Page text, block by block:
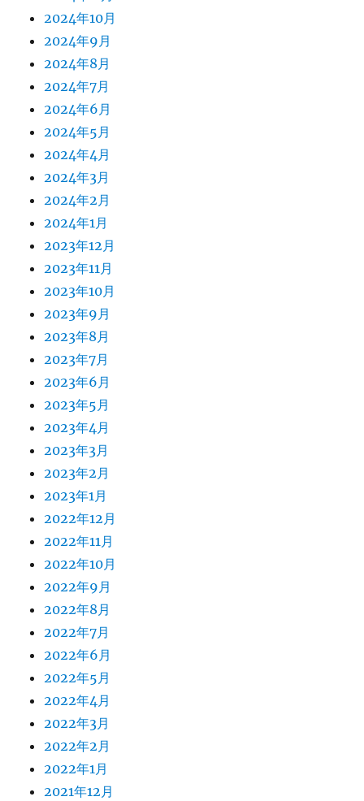
2024年10月
2024年9月
2024年8月
2024年7月
2024年6月
2024年5月
2024年4月
2024年3月
2024年2月
2024年1月
2023年12月
2023年11月
2023年10月
2023年9月
2023年8月
2023年7月
2023年6月
2023年5月
2023年4月
2023年3月
2023年2月
2023年1月
2022年12月
2022年11月
2022年10月
2022年9月
2022年8月
2022年7月
2022年6月
2022年5月
2022年4月
2022年3月
2022年2月
2022年1月
2021年12月